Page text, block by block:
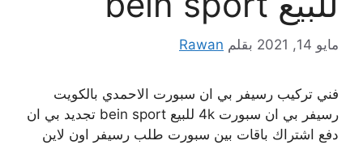
مايو 14, 2021 بقلم Rawan
فني تركيب رسيفر بي ان سبورت الاحمدي بالكويت
رسيفر بي ان سبورت 4k للبيع bein sport تجديد بي ان
دفع اشتراك باقات بين سبورت طلب رسيفر اون لاين